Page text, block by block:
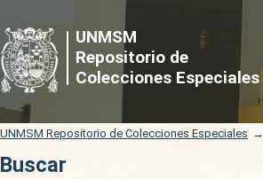
UNMSM
Repositorio de
Colecciones Especiales
Buscar
UNMSM Repositorio de Colecciones Especiales →
Buscar